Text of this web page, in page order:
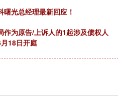
光总经理最新回应！
作为原告/上诉人的1起涉及债权人
18日开庭